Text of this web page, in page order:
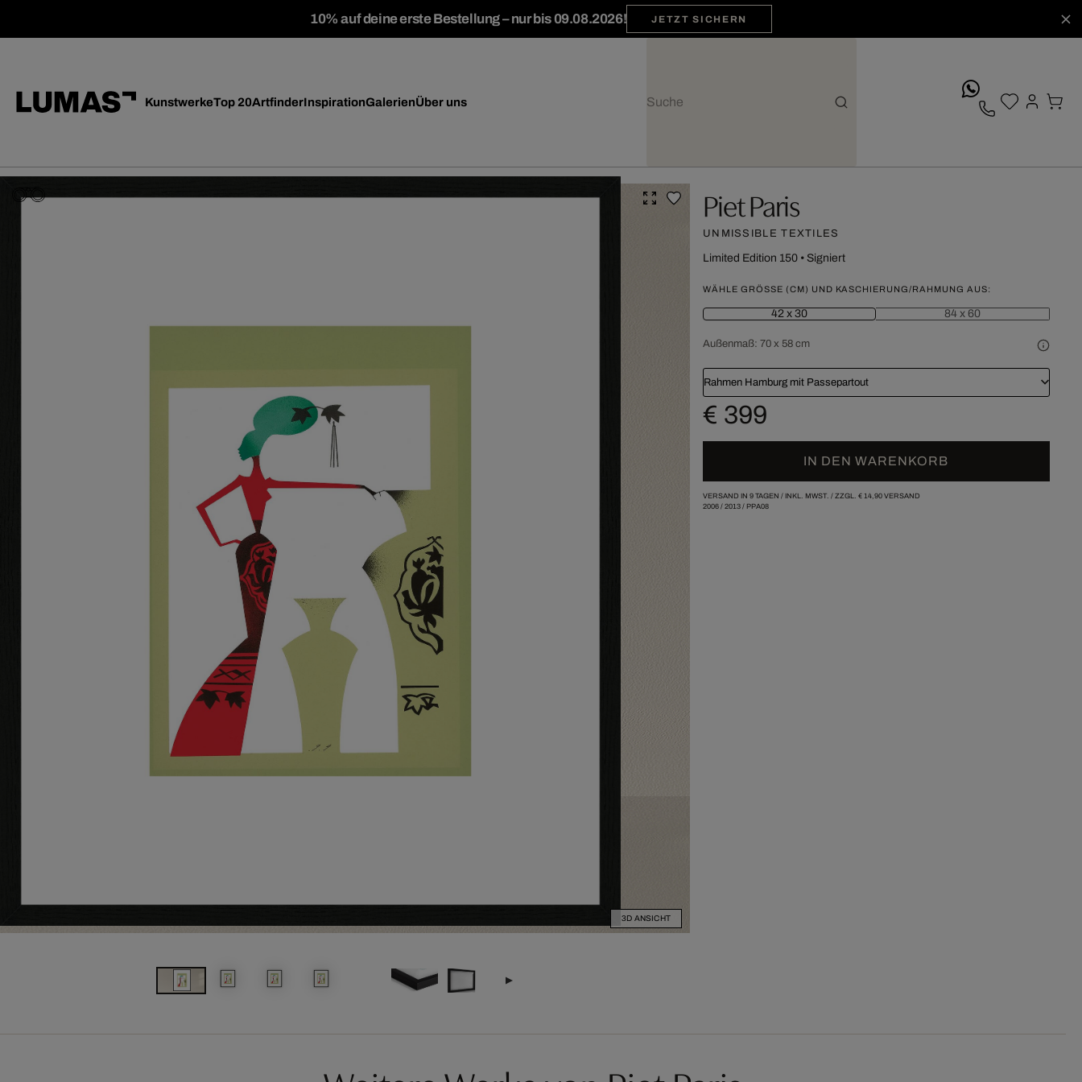
10% auf deine erste Bestellung – nur bis 09.08.2026! JETZT SICHERN
KunstwerkeTop 20ArtfinderInspirationGalerienÜber uns
3D ANSICHT
Piet Paris
UNMISSIBLE TEXTILES
Limited Edition 150• Signiert
WÄHLE GRÖSSE (CM) UND KASCHIERUNG/RAHMUNG AUS:
42 x 30 84 x 60
Außenmaß: 70 x 58 cm
Rahmen Hamburg mit Passepartout
€ 399
IN DEN WARENKORB
VERSAND IN 9 TAGEN / INKL. MWST. / ZZGL. € 14,90VERSAND
2006/ 2013/ PPA08